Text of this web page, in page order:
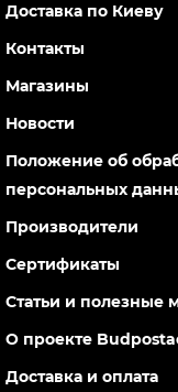
Доставка по Киеву
Контакты
Магазины
Новости
Положение об
персональных
Производители
Сертификаты
Статьи и полезные
О проекте
Доставка и оплата